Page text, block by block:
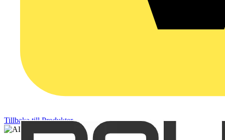
Tillbaka till Produkter